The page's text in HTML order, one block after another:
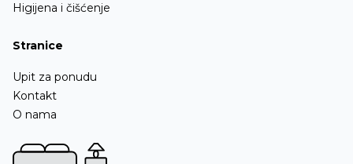
Higijena i čišćenje
Stranice
Upit za ponudu
Kontakt
O nama